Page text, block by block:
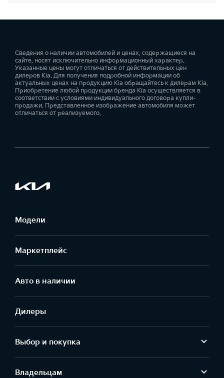
Сведения о наличии автомобилей и ценах, содержащиеся на
сайте, носят исключительно информационный характер.
Указанные цены могут отличаться от действительных цен
дилеров Kia. Для получения подробной информации об
актуальных ценах на продукцию Kia обращайтесь к дилерам Kia.
Приобретение любой продукции бренда Kia осуществляется в
соответствии с условиями индивидуального договора купли-
продажи. Представленное изображение автомобиля может
отличаться от реализуемого.
Модели
Маркетплейс
Aвто в наличии
Дилеры
Выбор и покупка
Владельцам